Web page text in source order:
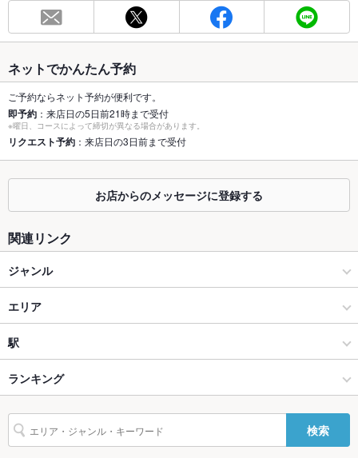
総席数 43席
最大宴会収
－
個室 なし
座敷 なし
掘りごたつ なし
カウンター なし
ソファー なし
テラス席
貸切
設備
Wi-Fi
ー
駐車場 あり ：70台
TV・プロジ
あり
ネットでかんたん予約
ご予約ならネット予約が便利です。
即予約 ：来店日の5日前21時まで受付
※曜日、コースによって締切が異なる場合があります。
リクエスト予約 ：来店日の3日前まで受付
お店からのメッセージに登録する
関連リンク
ジャンル
イタリアン・フレンチ
イタリアン
横手・秋田県南部 × イタリアン・フレンチ
横手・秋田県南部 × イタリアン
大曲駅 × イタリアン・フレンチ
エリア
大曲
大曲 × イタリアン・フレンチ
大曲 × イタリアン
秋田
駅
大曲駅
ランキング
秋田のグルメランキング
秋田のイタリアン・フレンチランキング
検索